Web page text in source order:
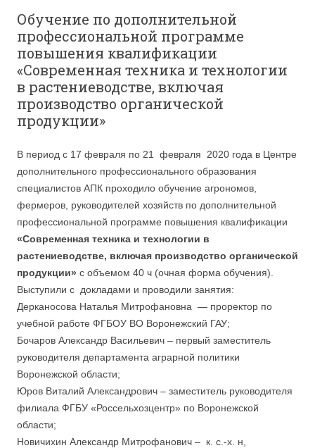
Обучение по дополнительной
профессиональной программе
повышения квалификации
«Современная техника и технологии
в растениеводстве, включая
производство органической
продукции»
В период с 17 февраля по 21 февраля 2020 года в Центре
дополнительного профессионального образования
специалистов АПК проходило обучение агрономов,
фермеров, руководителей хозяйств по дополнительной
профессиональной программе повышения квалификации
«Современная техника и технологии в
растениеводстве, включая производство органической
продукции» с объемом 40 ч (очная форма обучения).
Выступили с докладами и проводили занятия:
Дерканосова Наталья Митрофановна — проректор по
учебной работе ФГБОУ ВО Воронежский ГАУ;
Бочаров Александр Васильевич – первый заместитель
руководителя департамента аграрной политики
Воронежской области;
Юров Виталий Александрович – заместитель руководителя
филиала ФГБУ «Россельхозцентр» по Воронежской
области;
Новичихин Александр Митрофанович – к. с.-х. н,